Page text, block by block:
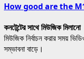
How good are the
কনটেন্টের সাথে মিউজিক মিলানো
মিউজিক নির্বাচন করার সময়
সম্ভাবনা বাড়ে।